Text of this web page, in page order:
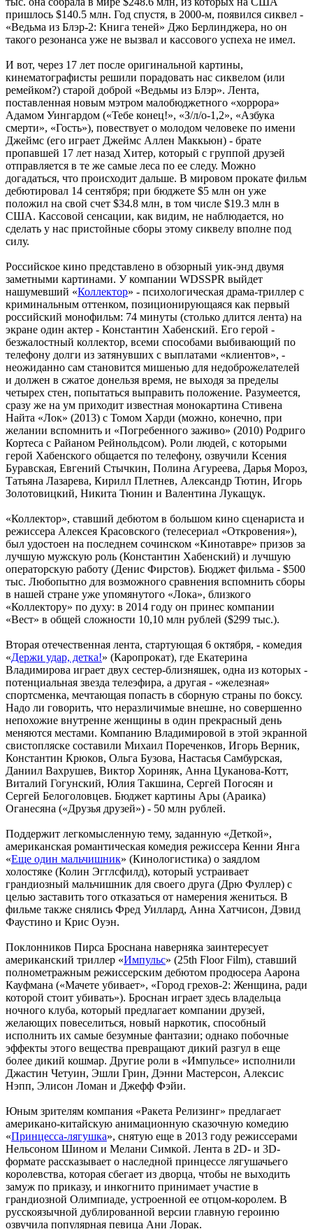
пришлось $140.5 млн. Год спустя, в 2000-м, появился сиквел -
«Ведьма из Блэр-2: Книга теней» Джо Берлинджера, но он
такого резонанса уже не вызвал и кассового успеха не имел.
И вот, через 17 лет после оригинальной картины,
кинематографисты решили порадовать нас сиквелом (или
ремейком?) старой доброй «Ведьмы из Блэр». Лента,
поставленная новым мэтром малобюджетного «хоррора»
Адамом Уингардом («Тебе конец!», «З/л/о-1,2», «Азбука
смерти», «Гость»), повествует о молодом человеке по имени
Джеймс (его играет Джеймс Аллен Маккьюн) - брате
пропавшей 17 лет назад Хитер, который с группой друзей
отправляется в те же самые леса по ее следу. Можно
догадаться, что происходит дальше. В мировом прокате фильм
дебютировал 14 сентября; при бюджете $5 млн он уже
положил на свой счет $34.8 млн, в том числе $19.3 млн в
США. Кассовой сенсации, как видим, не наблюдается, но
сделать у нас пристойные сборы этому сиквелу вполне под
силу.
Российское кино представлено в обзорный уик-энд двумя
заметными картинами. У компании WDSSPR выйдет
нашумевший «Коллектор» - психологическая драма-триллер с
криминальным оттенком, позиционирующаяся как первый
российский монофильм: 74 минуты (столько длится лента) на
экране один актер - Константин Хабенский. Его герой -
безжалостный коллектор, всеми способами выбивающий по
телефону долги из затянувших с выплатами «клиентов», -
неожиданно сам становится мишенью для недоброжелателей
и должен в сжатое донельзя время, не выходя за пределы
четырех стен, попытаться выправить положение. Разумеется,
сразу же на ум приходит известная монокартина Стивена
Найта «Лок» (2013) с Томом Харди (можно, конечно, при
желании вспомнить и «Погребенного заживо» (2010) Родриго
Кортеса с Райаном Рейнольдсом). Роли людей, с которыми
герой Хабенского общается по телефону, озвучили Ксения
Буравская, Евгений Стычкин, Полина Агуреева, Дарья Мороз,
Татьяна Лазарева, Кирилл Плетнев, Александр Тютин, Игорь
Золотовицкий, Никита Тюнин и Валентина Лукащук.
«Коллектор», ставший дебютом в большом кино сценариста и
режиссера Алексея Красовского (телесериал «Откровения»),
был удостоен на последнем сочинском «Кинотавре» призов за
лучшую мужскую роль (Константин Хабенский) и лучшую
операторскую работу (Денис Фирстов). Бюджет фильма - $500
тыс. Любопытно для возможного сравнения вспомнить сборы
в нашей стране уже упомянутого «Лока», близкого
«Коллектору» по духу: в 2014 году он принес компании
«Вест» в общей сложности 10,10 млн рублей ($299 тыс.).
Вторая отечественная лента, стартующая 6 октября, - комедия
«Держи удар, детка!» (Каропрокат), где Екатерина
Владимирова играет двух сестер-близняшек, одна из которых -
потенциальная звезда телеэфира, а другая - «железная»
спортсменка, мечтающая попасть в сборную страны по боксу.
Надо ли говорить, что неразличимые внешне, но совершенно
непохожие внутренне женщины в один прекрасный день
меняются местами. Компанию Владимировой в этой экранной
свистопляске составили Михаил Пореченков, Игорь Верник,
Константин Крюков, Ольга Бузова, Настасья Самбурская,
Даниил Вахрушев, Виктор Хориняк, Анна Цуканова-Котт,
Виталий Гогунский, Юлия Такшина, Сергей Погосян и
Сергей Белоголовцев. Бюджет картины Ары (Араика)
Оганесяна («Друзья друзей») - 50 млн рублей.
Поддержит легкомысленную тему, заданную «Деткой»,
американская романтическая комедия режиссера Кенни Янга
«Еще один мальчишник» (Кинологистика) о заядлом
холостяке (Колин Эгглсфилд), который устраивает
грандиозный мальчишник для своего друга (Дрю Фуллер) с
целью заставить того отказаться от намерения жениться. В
фильме также снялись Фред Уиллард, Анна Хатчисон, Дэвид
Фаустино и Крис Оуэн.
Поклонников Пирса Броснана наверняка заинтересует
американский триллер «Импульс» (25th Floor Film), ставший
полнометражным режиссерским дебютом продюсера Аарона
Кауфмана («Мачете убивает», «Город грехов-2: Женщина, ради
которой стоит убивать»). Броснан играет здесь владельца
ночного клуба, который предлагает компании друзей,
желающих повеселиться, новый наркотик, способный
исполнить их самые безумные фантазии; однако побочные
эффекты этого вещества превращают дикий разгул в еще
более дикий кошмар. Другие роли в «Импульсе» исполнили
Джастин Четуин, Эшли Грин, Дэнни Мастерсон, Алексис
Нэпп, Элисон Ломан и Джефф Фэйи.
Юным зрителям компания «Ракета Релизинг» предлагает
американо-китайскую анимационную сказочную комедию
«Принцесса-лягушка», снятую еще в 2013 году режиссерами
Нельсоном Шином и Мелани Симкой. Лента в 2D- и 3D-
формате рассказывает о наследной принцессе лягушачьего
королевства, которая сбегает из дворца, чтобы не выходить
замуж по приказу, и инкогнито принимает участие в
грандиозной Олимпиаде, устроенной ее отцом-королем. В
русскоязычной дублированной версии главную героиню
озвучила популярная певица Ани Лорак.